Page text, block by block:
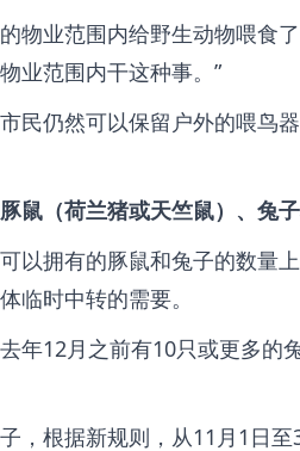
物业范围内给野生动物喂食
业范围内干这种事。”
民仍然可以保留户外的喂鸟
鼠（荷兰猪或天竺鼠）、兔
以拥有的豚鼠和兔子的数量
临时中转的需要。
年12月之前有10只或更多的
，根据新规则，从11月1日